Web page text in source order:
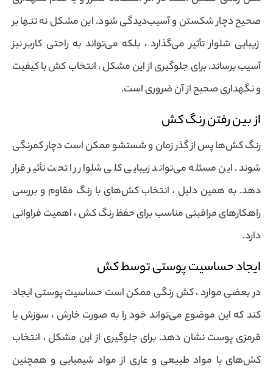
صحیح دچار شکستن و آسیب‌دیدگی شود. این مشکل نه تنها بر
زیبایی شلوار تأثیر می‌گذارد ، بلکه می‌تواند به راحتی کاربر نیز
آسیب برساند. برای جلوگیری از این مشکل ، انتخاب کش با کیفیت
و نگهداری صحیح از آن ضروری است.
از بین رفتن رنگ کش
رنگ کش‌ها پس از گذر زمان و شستشو ممکن است دچار کمرنگی
شوند. این مسئله می‌تواند زیبایی کلی شلوار را تحت تأثیر قرار
دهد. به همین دلیل ، انتخاب کش‌های با رنگ مقاوم و بررسی
راهکارهای مراقبتی مناسب برای حفظ رنگ کش ، اهمیت فراوانی
دارد.
ایجاد حساسیت پوستی توسط کش
در بعضی موارد ، کش رنگی ممکن است حساسیت پوستی ایجاد
کند که این موضوع می‌تواند خود را به صورت خارش ، سوزش یا
قرمزی پوست نشان دهد. برای جلوگیری از این مشکل ، انتخاب
کش‌های با مواد طبیعی و عاری از مواد شیمیایی و همچنین